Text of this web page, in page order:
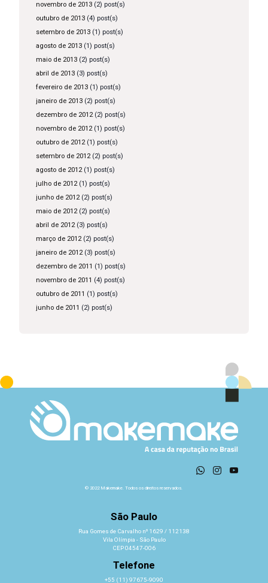
novembro de 2013(2) post(s)
outubro de 2013(4) post(s)
setembro de 2013(1) post(s)
agosto de 2013(1) post(s)
maio de 2013(2) post(s)
abril de 2013(3) post(s)
fevereiro de 2013(1) post(s)
janeiro de 2013(2) post(s)
dezembro de 2012(2) post(s)
novembro de 2012(1) post(s)
outubro de 2012(1) post(s)
setembro de 2012(2) post(s)
agosto de 2012(1) post(s)
julho de 2012(1) post(s)
junho de 2012(2) post(s)
maio de 2012(2) post(s)
abril de 2012(3) post(s)
março de 2012(2) post(s)
janeiro de 2012(3) post(s)
dezembro de 2011 (1) post(s)
novembro de 2011 (4) post(s)
outubro de 2011 (1) post(s)
junho de 2011 (2) post(s)
© 2022 Makemake. Todos os direitos reservados.
São Paulo
Rua Gomes de Carvalho nº 1629 / 112138
Vila Olímpia - São Paulo
CEP 04547-006
Telefone
+55 (11) 97675-9090